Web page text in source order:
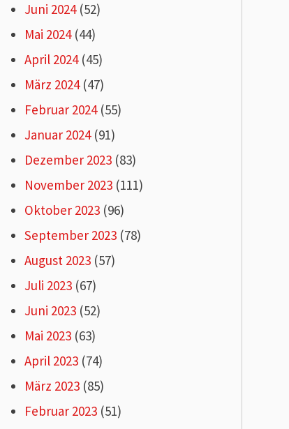
Juni 2024(52)
Mai 2024(44)
April 2024(45)
März 2024(47)
Februar 2024(55)
Januar 2024(91)
Dezember 2023(83)
November 2023(111)
Oktober 2023(96)
September 2023(78)
August 2023(57)
Juli 2023(67)
Juni 2023(52)
Mai 2023(63)
April 2023(74)
März 2023(85)
Februar 2023(51)